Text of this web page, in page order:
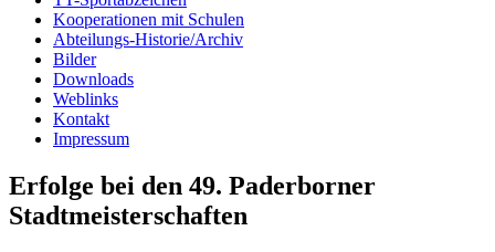
Kooperationen mit Schulen
Abteilungs-Historie/Archiv
Bilder
Downloads
Weblinks
Kontakt
Impressum
Erfolge bei den 49. Paderborner
Stadtmeisterschaften